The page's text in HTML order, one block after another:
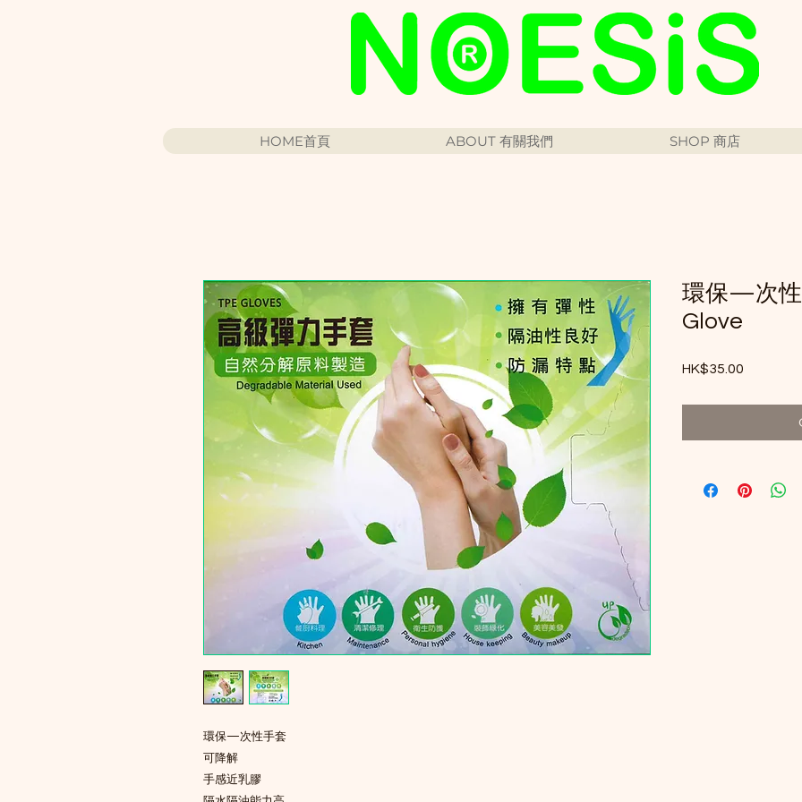
HOME首頁 ABOUT 有關我們 SHOP 商店
環保—次性手套
可降解
手感近乳膠
環保—次
Glove
HK$35.00